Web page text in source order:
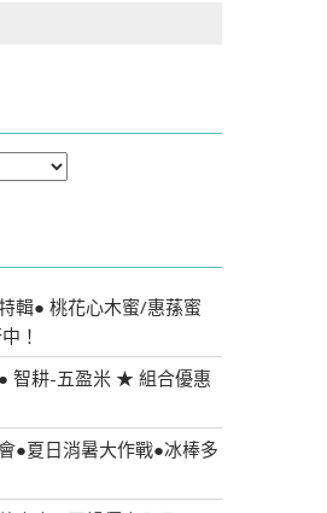
輯● 桃花心木蜜/惠蓀蜜
！
智耕-五盈米 ★ 組合優惠
●夏日消暑大作戰●冰棒多